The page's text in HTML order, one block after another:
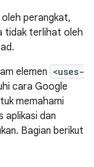
perangkat,
tidak terlihat oleh
elemen <uses-
cara Google
memahami
aplikasi dan
Bagian berikut